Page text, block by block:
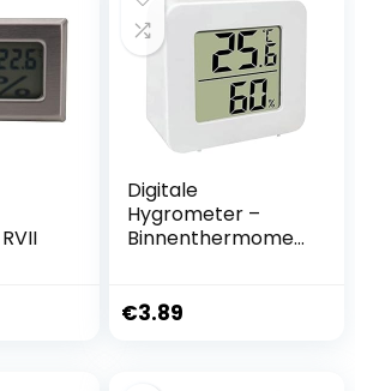
Digitale
Hygrometer –
Binnenthermomet
r met
€3.89